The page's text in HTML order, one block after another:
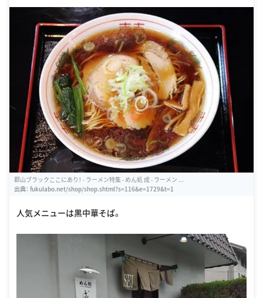
郡山ブラックここにあり！ - ラーメン特集 - めん処 成 - ラーメン ...
出典： fukulabo.net/shop/shop.shtml?s=116&e=1729&t=1
人気メニューは黒中華そば。